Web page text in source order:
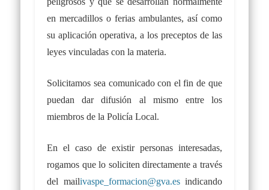
en mercadillos o ferias ambulantes, así como
su aplicación operativa, a los preceptos de las
leyes vinculadas con la materia.
Solicitamos sea comunicado con el fin de que
puedan dar difusión al mismo entre los
miembros de la Policía Local.
En el caso de existir personas interesadas,
rogamos que lo soliciten directamente a través
del mailivaspe_formacion@gva.es indicando